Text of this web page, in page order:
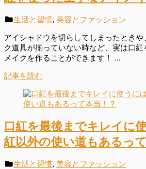
生活と習慣, 美容とファッション
アイシャドウを切らしてしまったときや
ク道具が揃っていない時など、実は口紅
メイクを作ることができます！ ...
記事を読む
口紅を最後までキレイに
紅以外の使い道もあるっ
生活と習慣, 美容とファッション